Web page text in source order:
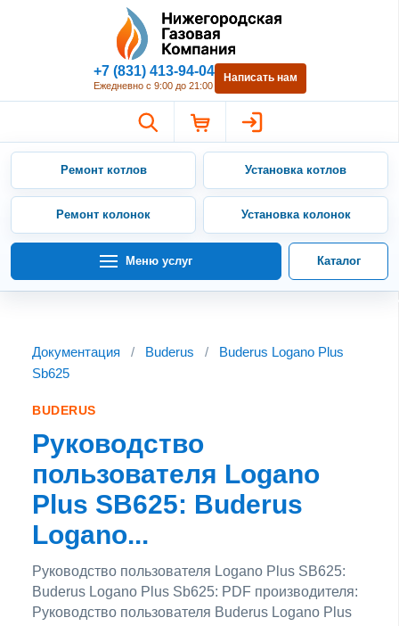
Нижегородская Газовая
+7 (831) 413-94-04
Ежедневно с 9:00 до 21:00
Написать нам
Ремонт котлов Установка котлов
Ремонт колонок Установка колонок
Меню услуг Каталог
Документация / Buderus /
Buderus Logano Plus
Sb625
BUDERUS
Руководство
пользователя Logano
Plus SB625: Buderus
Logano...
Руководство пользователя Logano Plus SB625:
Buderus Logano Plus Sb625: PDF производителя:
Руководство пользователя Buderus Logano Plus